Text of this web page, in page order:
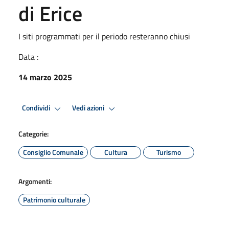
di Erice
I siti programmati per il periodo resteranno chiusi
Data :
14 marzo 2025
Condividi Vedi azioni
Categorie:
Consiglio Comunale
Cultura Turismo
Argomenti:
Patrimonio culturale